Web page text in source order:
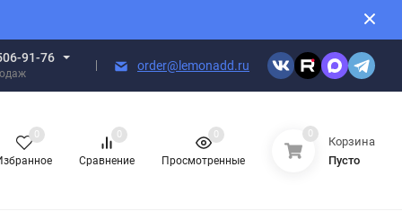
91-76
order@lemonadd.ru
0
Сравнение
0
Просмотренные
0 0
Корзина
Пусто